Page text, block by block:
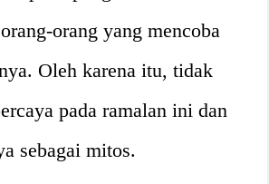
orang yang mencoba
Oleh karena itu, tidak
pada ramalan ini dan
sebagai mitos.